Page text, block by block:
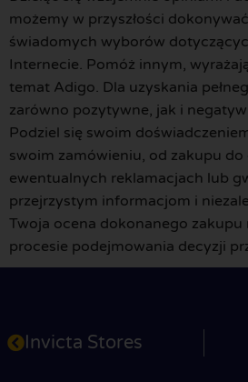
możemy w przyszłości
świadomych wyborów
Internecie. Pomóż innym,
temat Adigo. Dla uzyskania
zarówno pozytywne, jak i
Podziel się swoim
swoim zamówieniu, od zakupu do
ewentualnych reklamacjach lub
przejrzystym informacjom i
Twoja ocena dokonanego zakupu
procesie podejmowania decyzji
Invicta Stores